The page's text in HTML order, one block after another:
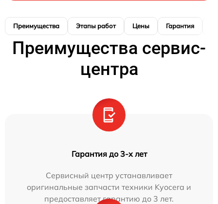
Преимущества Этапы работ Цены Гарантия
Преимущества сервис-
центра
Гарантия до 3-х лет
Сервисный центр устанавливает
оригинальные запчасти техники Kyocera и
предоставляет гарантию до 3 лет.